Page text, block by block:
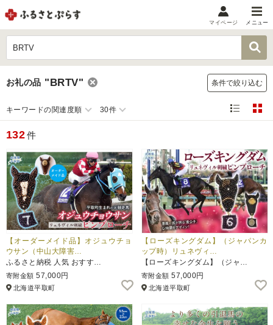
メニュー
マイメニュー
マイページ
メニュー
お礼の品から探す
お礼の品をカテゴリや金額で絞り込み
自治体から探す
ランキング
特集・おすすめ
ふるさと納税とは
マイページ
お礼の品 "BRTV" 条件で絞り込む
キーワードの関連度順 30件
132件
【オーダーメイド品】オジュウチョ
ウサン（中山大障害…
ふるさと納税 人気 おすす…
寄附金額 57,000円
北海道平取町
【ローズキングダム】（ジャパンカ
ップ時）リュネヴィ…
【ローズキングダム】（ジャ…
寄附金額 57,000円
北海道平取町